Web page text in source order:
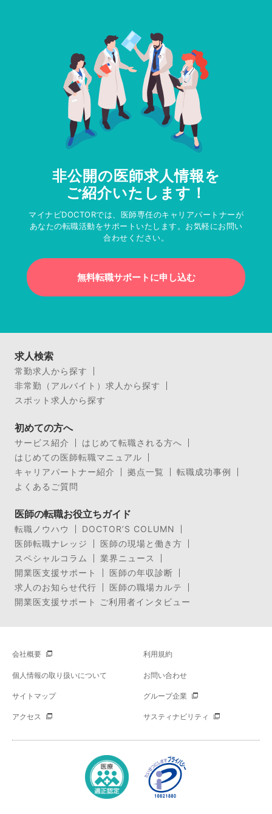
非公開の医師求人情報を
ご紹介いたします！
マイナビDOCTORでは、医師専任のキャリアパートナーが
あなたの転職活動をサポートいたします。お気軽にお問い
合わせください。
無料転職サポートに申し込む
求人検索
常勤求人から探す
非常勤（アルバイト）求人から探す
スポット求人から探す
初めての方へ
サービス紹介
はじめて転職される方へ
はじめての医師転職マニュアル
キャリアパートナー紹介
拠点一覧
転職成功事例
よくあるご質問
医師の転職お役立ちガイド
転職ノウハウ
DOCTOR’S COLUMN
医師転職ナレッジ
医師の現場と働き方
スペシャルコラム
業界ニュース
開業医支援サポート
医師の年収診断
求人のお知らせ代行
医師の職場カルテ
開業医支援サポート ご利用者インタビュー
会社概要 利用規約
個人情報の取り扱いについて お問い合わせ
サイトマップ グループ企業
アクセス サスティナビリティ